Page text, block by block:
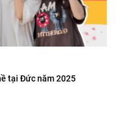
tại Đức năm 2025